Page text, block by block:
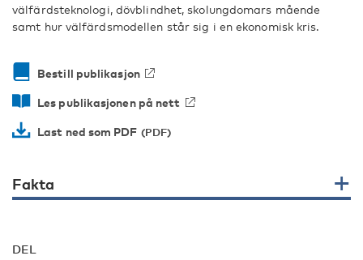
välfärdsteknologi, dövblindhet, skolungdomars mående
samt hur välfärdsmodellen står sig i en ekonomisk kris.
Bestill publikasjon
Les publikasjonen på nett
Last ned som PDF
Fakta
DEL